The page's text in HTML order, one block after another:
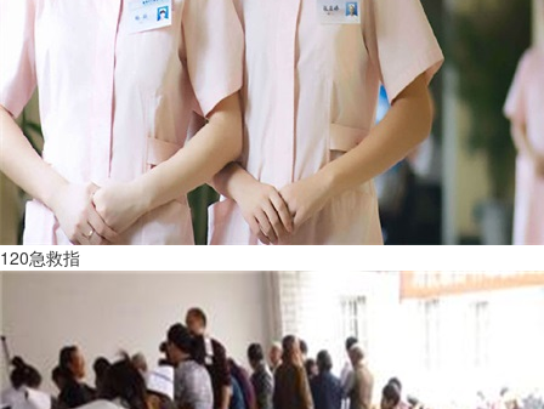
120急救指